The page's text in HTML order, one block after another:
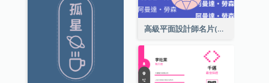
高級平面設計師名片(附自畫像)